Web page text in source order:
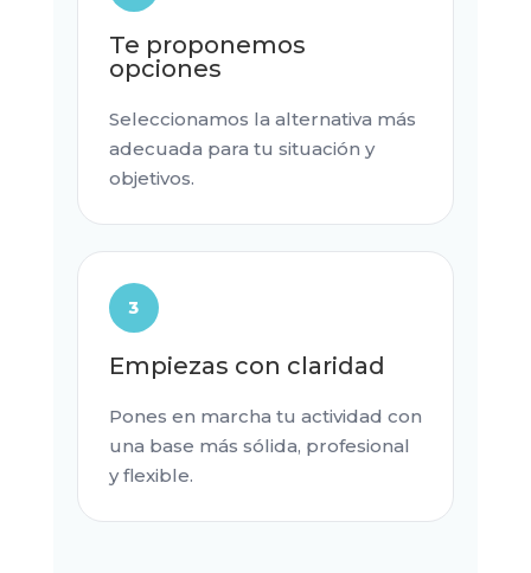
Te proponemos
opciones
Seleccionamos la alternativa más
adecuada para tu situación y
objetivos.
3
Empiezas con claridad
Pones en marcha tu actividad con
una base más sólida, profesional
y flexible.